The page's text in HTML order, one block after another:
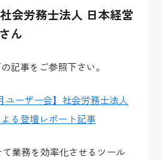
会労務士法人 日本経営
ん
記事をご参照下さい。
月ユーザー会】社会労務士法人
る登壇レポート記事
業務を効率化させるツール